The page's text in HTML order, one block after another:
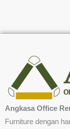
Angkasa Office
Furniture dengan